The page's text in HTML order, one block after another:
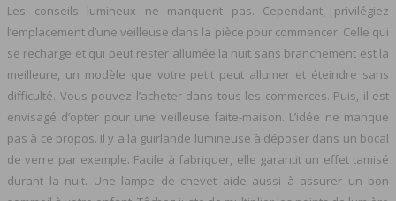
Les conseils lumineux ne manquent pas. Cependant, privilégiez
l’emplacement d’une veilleuse dans la pièce pour commencer. Celle qui
se recharge et qui peut rester allumée la nuit sans branchement est la
meilleure, un modèle que votre petit peut allumer et éteindre sans
difficulté. Vous pouvez l’acheter dans tous les commerces. Puis, il est
envisagé d’opter pour une veilleuse faite-maison. L’idée ne manque
pas à ce propos. Il y a la guirlande lumineuse à déposer dans un bocal
de verre par exemple. Facile à fabriquer, elle garantit un effet tamisé
durant la nuit. Une lampe de chevet aide aussi à assurer un bon